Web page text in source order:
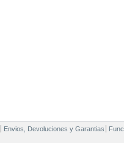
Envios, Devoluciones y Garantias